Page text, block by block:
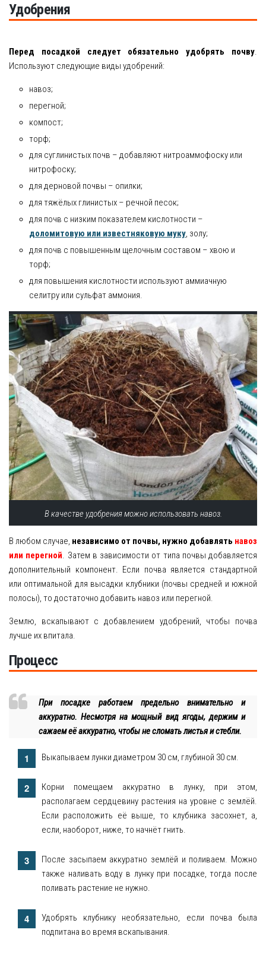
Удобрения
Перед посадкой следует обязательно удобрять почву.
Используют следующие виды удобрений:
навоз;
перегной;
компост;
торф;
для суглинистых почв – добавляют нитроаммофоску или
нитрофоску;
для дерновой почвы – опилки;
для тяжёлых глинистых – речной песок;
для почв с низким показателем кислотности –
доломитовую или известняковую муку, золу;
для почв с повышенным щелочным составом – хвою и
торф;
для повышения кислотности используют аммиачную
селитру или сульфат аммония.
В качестве удобрения можно использовать навоз.
В любом случае, независимо от почвы, нужно добавлять навоз
или перегной. Затем в зависимости от типа почвы добавляется
дополнительный компонент. Если почва является стандартной
или оптимальной для высадки клубники (почвы средней и южной
полосы), то достаточно добавить навоз или перегной.
Землю, вскапывают с добавлением удобрений, чтобы почва
лучше их впитала.
Процесс
При посадке работаем предельно внимательно и
аккуратно. Несмотря на мощный вид ягоды, держим и
сажаем её аккуратно, чтобы не сломать листья и стебли.
Выкапываем лунки диаметром 30 см, глубиной 30 см.
Корни помещаем аккуратно в лунку, при этом,
располагаем сердцевину растения на уровне с землёй.
Если расположить её выше, то клубника засохнет, а,
если, наоборот, ниже, то начнёт гнить.
После засыпаем аккуратно землёй и поливаем. Можно
также наливать воду в лунку при посадке, тогда после
поливать растение не нужно.
Удобрять клубнику необязательно, если почва была
подпитана во время вскапывания.